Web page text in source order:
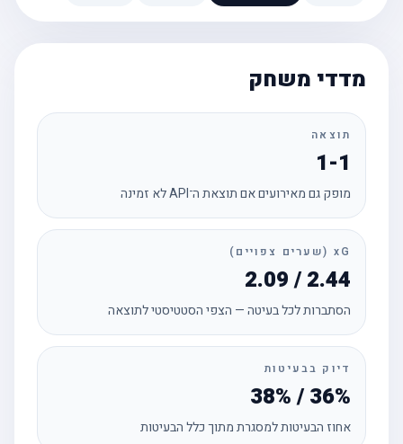
מדדי משחק
תוצאה
1-1
מופק גם מאירועים אם תוצאת ה־API לא זמינה
xG (שערים צפויים)
2.09 / 2.44
הסתברות לכל בעיטה — הצפי הסטטיסטי לתוצאה
דיוק בבעיטות
38% / 36%
אחוז הבעיטות למסגרת מתוך כלל הבעיטות